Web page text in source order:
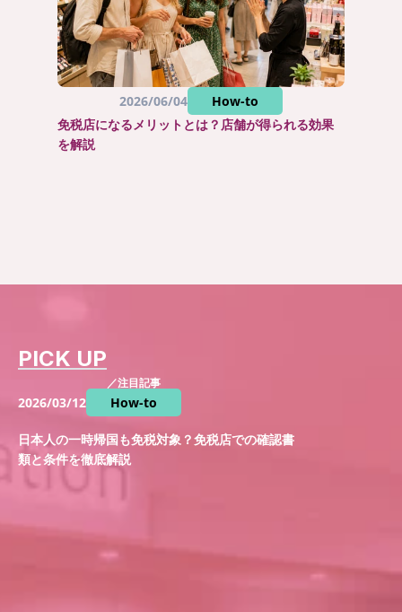
2026/06/04
How-to
免税店になるメリットとは？店舗が得られる効果
を解説
PICK UP
／注目記事
2026/03/12 How-to
日本人の一時帰国も免税対象？免税店での確認書
類と条件を徹底解説